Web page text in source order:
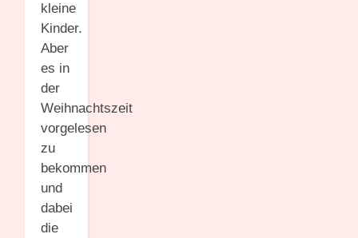
kleine
Kinder.
Aber
es in
der
Weihnachtszeit
vorgelesen
zu
bekommen
und
dabei
die